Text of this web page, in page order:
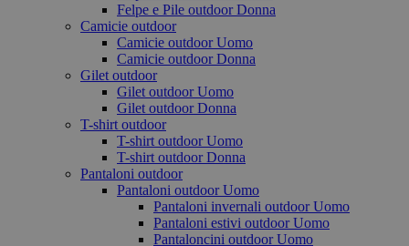
Felpe e Pile outdoor Donna
Camicie outdoor
Camicie outdoor Uomo
Camicie outdoor Donna
Gilet outdoor
Gilet outdoor Uomo
Gilet outdoor Donna
T-shirt outdoor
T-shirt outdoor Uomo
T-shirt outdoor Donna
Pantaloni outdoor
Pantaloni outdoor Uomo
Pantaloni invernali outdoor Uomo
Pantaloni estivi outdoor Uomo
Pantaloncini outdoor Uomo